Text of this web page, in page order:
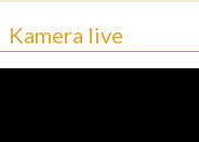
Kamera live